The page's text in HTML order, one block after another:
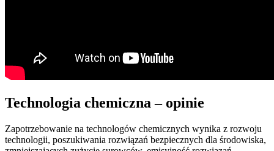
Technologia chemiczna – opinie
Zapotrzebowanie na technologów chemicznych wynika z rozwoju
technologii, poszukiwania rozwiązań bezpiecznych dla środowiska,